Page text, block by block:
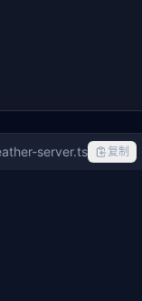
server.ts 复制